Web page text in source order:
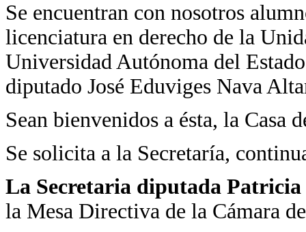
Se encuentran con nosotros
licenciatura en derecho de la
Universidad Autónoma del
diputado José Eduviges Nava
Sean bienvenidos a ésta, la Casa
Se solicita a la Secretaría,
La Secretaria diputada
la Mesa Directiva de la Cámara